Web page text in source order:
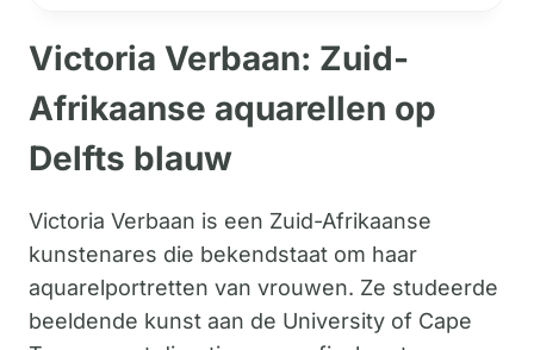
Victoria Verbaan: Zuid-
Afrikaanse aquarellen op
Delfts blauw
Victoria Verbaan is een Zuid-Afrikaanse
kunstenares die bekendstaat om haar
aquarelportretten van vrouwen. Ze studeerde
beeldende kunst aan de University of Cape